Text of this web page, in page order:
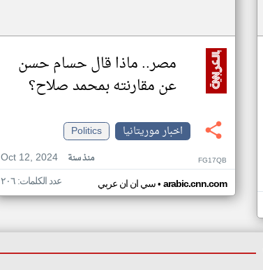
مصر.. ماذا قال حسام حسن
عن مقارنته بمحمد صلاح؟
اخبار موريتانيا
Politics
Oct 12, 2024
منذ سنة FG17QB
سي ان ان عربي• arabic.cnn.com عدد الكلمات: ٢٠٦